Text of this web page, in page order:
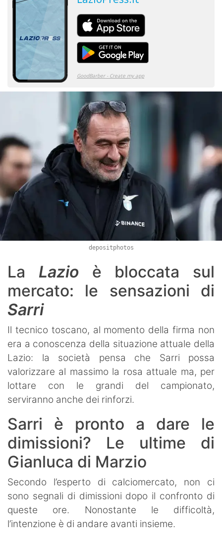
depositphotos
La Lazioè bloccata sul
mercato: le sensazioni di
Sarri
Il tecnico toscano, al momento della firma non
era a conoscenza della situazione attuale della
Lazio: la società pensa che Sarri possa
valorizzare al massimo la rosa attuale ma, per
lottare con le grandi del campionato,
serviranno anche dei rinforzi.
Sarri è pronto a dare le
dimissioni? Le ultime di
Gianluca di Marzio
Secondo l’esperto di calciomercato, non ci
sono segnali di dimissioni dopo il confronto di
queste ore. Nonostante le difficoltà,
l’intenzione è di andare avanti insieme.